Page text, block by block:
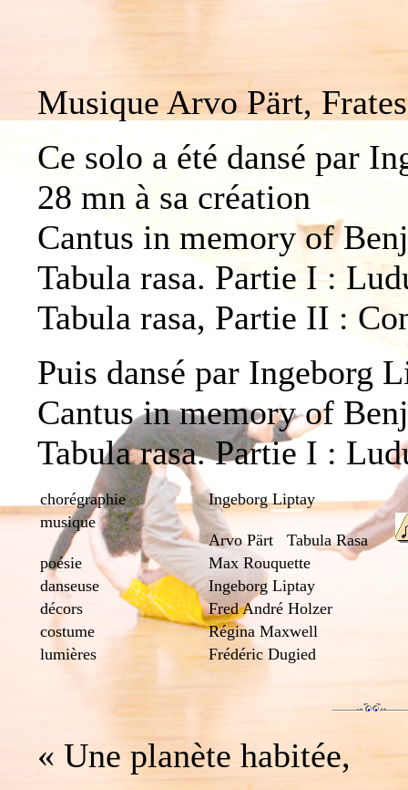
Musique Arvo Pärt, Frates
Ce solo a été dansé par
28 mn à sa création
Cantus in memory of
Tabula rasa.
Tabula rasa, Partie II
Puis dansé par Ingeborg
Cantus in memory of
Tabula rasa.
chorégraphie
Ingeborg Liptay
musique
Arvo Pärt Tabula Rasa
poésie
Max Rouquette
danseuse
Ingeborg Liptay
décors
Fred André Holzer
costume
Régina Maxwell
lumières
Frédéric Dugied
« Une planète habitée,